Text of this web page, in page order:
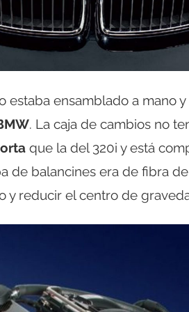
ensamblado a mano
. La caja de cambios no
que la del 320i y está
de balancines era de fibra
y reducir el centro de